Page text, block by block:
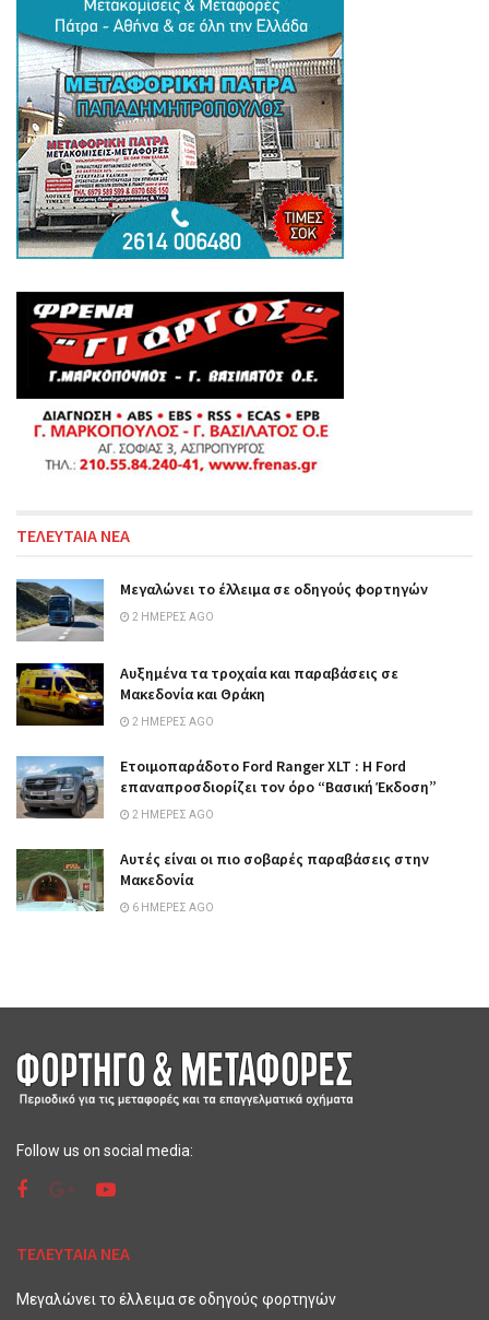
ΤΕΛΕΥΤΑΙΑ ΝΕΑ
Μεγαλώνει το έλλειμα σε οδηγούς φορτηγών
2 ΗΜΈΡΕΣ AGO
Αυξημένα τα τροχαία και παραβάσεις σε
Μακεδονία και Θράκη
2 ΗΜΈΡΕΣ AGO
Ετοιμοπαράδοτο Ford Ranger XLT : Η Ford
επαναπροσδιορίζει τον όρο “Βασική Έκδοση”
2 ΗΜΈΡΕΣ AGO
Αυτές είναι οι πιο σοβαρές παραβάσεις στην
Μακεδονία
6 ΗΜΈΡΕΣ AGO
Follow us on social media:
ΤΕΛΕΥΤΑΙΑ ΝΕΑ
Μεγαλώνει το έλλειμα σε οδηγούς φορτηγών